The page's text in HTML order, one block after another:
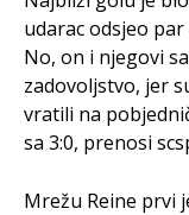
udarac odsjeo
No, on i njegovi
zadovoljstvo, jer
vratili na
sa 3:0, prenosi
Mrežu Reine prvi